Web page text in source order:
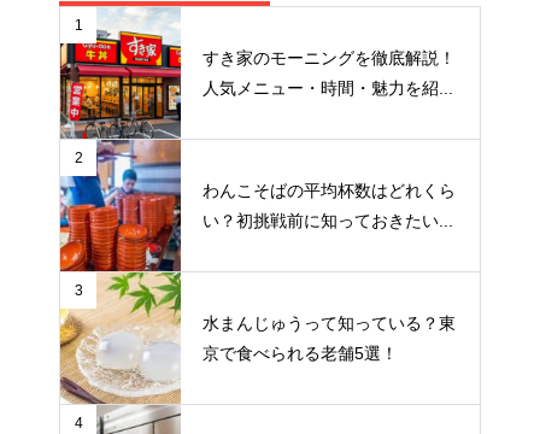
1
すき家のモーニングを徹底解説！
人気メニュー・時間・魅力を紹...
2
わんこそばの平均杯数はどれくら
い？初挑戦前に知っておきたい...
3
水まんじゅうって知っている？東
京で食べられる老舗5選！
4